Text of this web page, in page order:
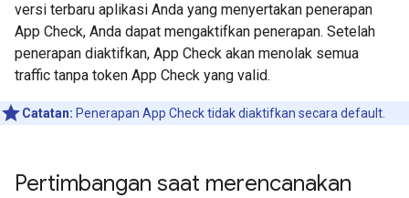
versi terbaru aplikasi Anda yang menyertakan penerapan
App Check, Anda dapat mengaktifkan penerapan. Setelah
penerapan diaktifkan, App Check akan menolak semua
traffic tanpa token App Check yang valid.
Catatan: Penerapan App Check tidak diaktifkan secara default.
Pertimbangan saat merencanakan